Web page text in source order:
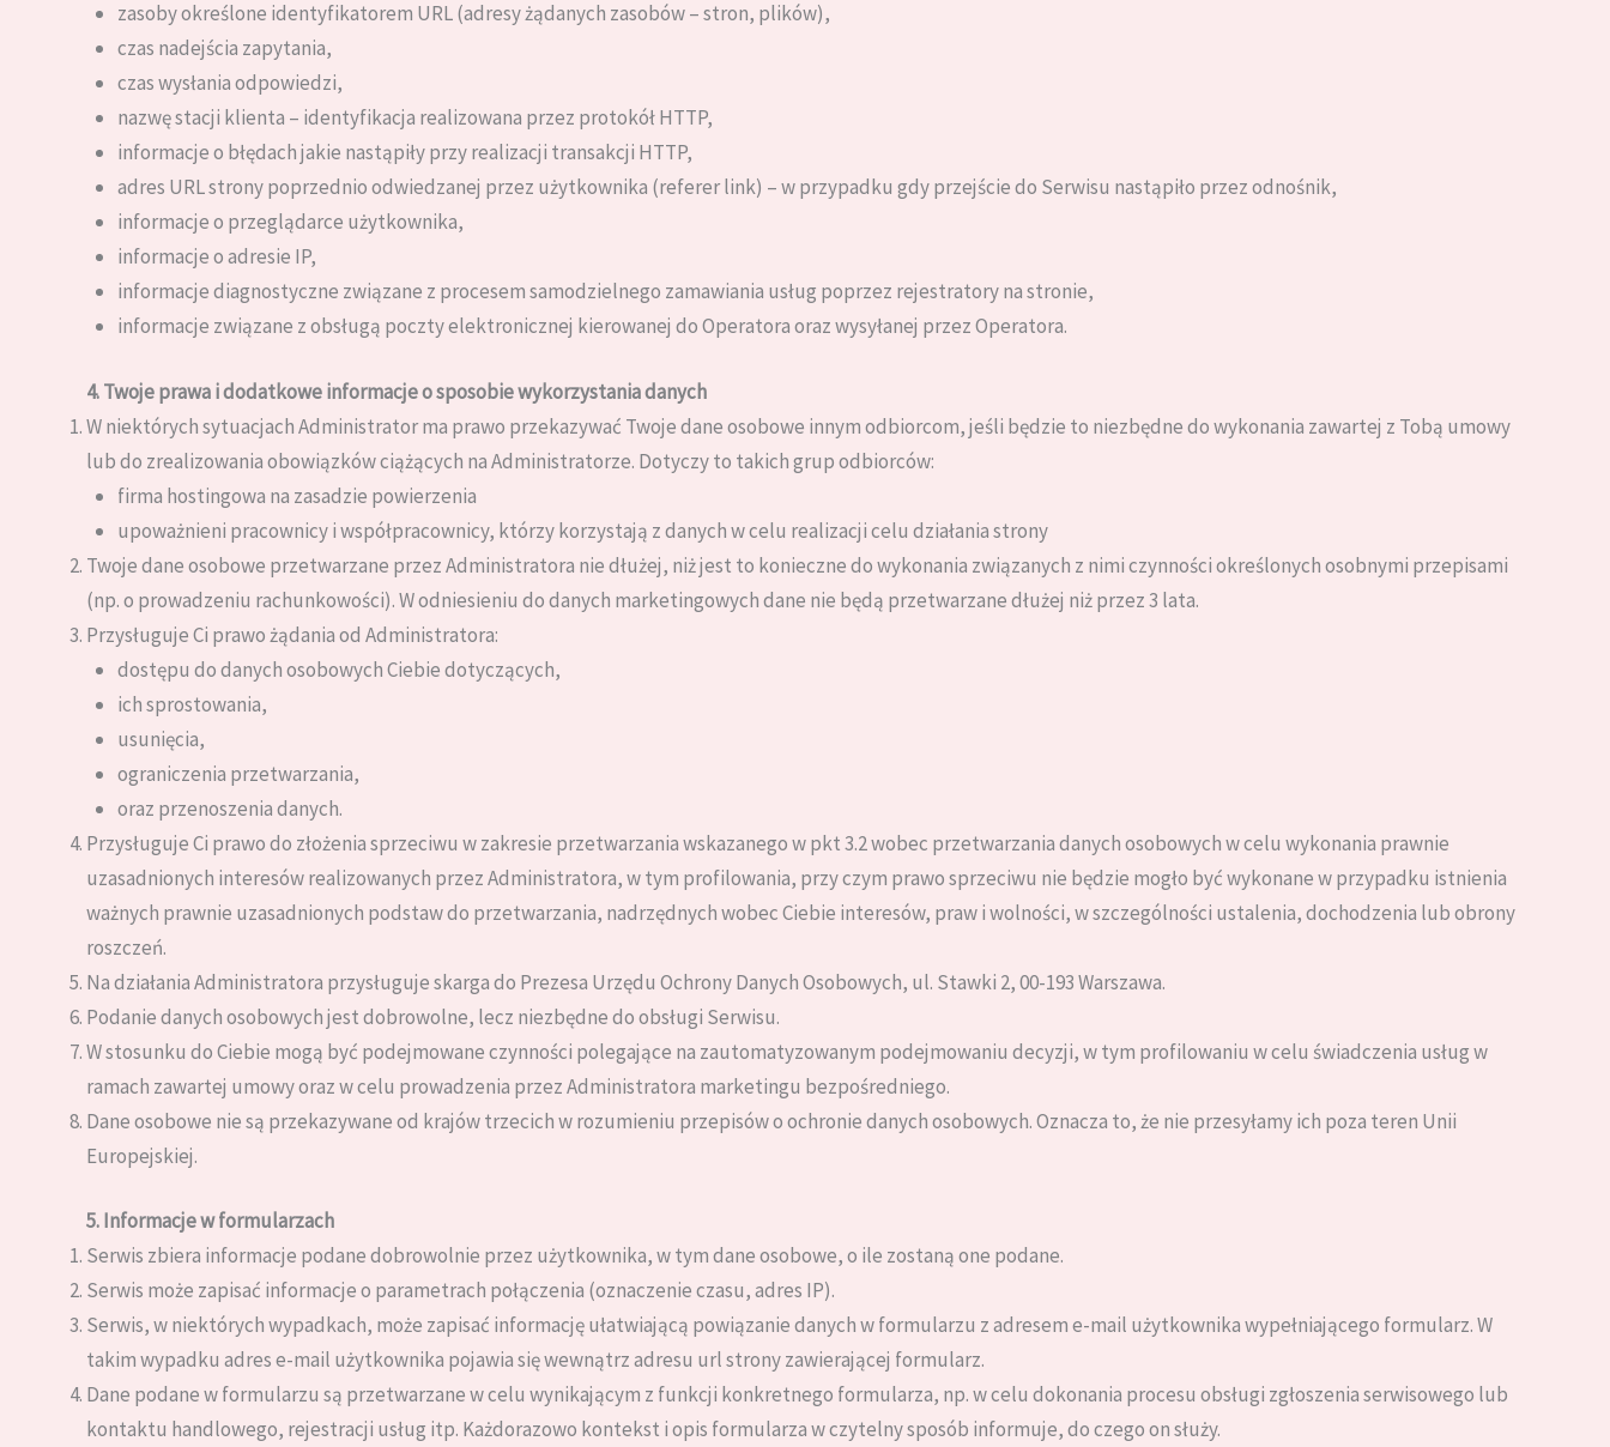
zasoby określone identyfikatorem URL (adresy żądanych zasobów – stron, plików),
czas nadejścia zapytania,
czas wysłania odpowiedzi,
nazwę stacji klienta – identyfikacja realizowana przez protokół HTTP,
informacje o błędach jakie nastąpiły przy realizacji transakcji HTTP,
adres URL strony poprzednio odwiedzanej przez użytkownika (referer link) – w przypadku gdy przejście do Serwisu nastąpiło przez odnośnik,
informacje o przeglądarce użytkownika,
informacje o adresie IP,
informacje diagnostyczne związane z procesem samodzielnego zamawiania usług poprzez rejestratory na stronie,
informacje związane z obsługą poczty elektronicznej kierowanej do Operatora oraz wysyłanej przez Operatora.
4. Twoje prawa i dodatkowe informacje o sposobie wykorzystania danych
W niektórych sytuacjach Administrator ma prawo przekazywać Twoje dane osobowe innym odbiorcom, jeśli będzie to niezbędne do wykonania zawartej z Tobą umowy
lub do zrealizowania obowiązków ciążących na Administratorze. Dotyczy to takich grup odbiorców:
firma hostingowa na zasadzie powierzenia
upoważnieni pracownicy i współpracownicy, którzy korzystają z danych w celu realizacji celu działania strony
Twoje dane osobowe przetwarzane przez Administratora nie dłużej, niż jest to konieczne do wykonania związanych z nimi czynności określonych osobnymi przepisami
(np. o prowadzeniu rachunkowości). W odniesieniu do danych marketingowych dane nie będą przetwarzane dłużej niż przez 3 lata.
Przysługuje Ci prawo żądania od Administratora:
dostępu do danych osobowych Ciebie dotyczących,
ich sprostowania,
usunięcia,
ograniczenia przetwarzania,
oraz przenoszenia danych.
Przysługuje Ci prawo do złożenia sprzeciwu w zakresie przetwarzania wskazanego w pkt 3.2 wobec przetwarzania danych osobowych w celu wykonania prawnie
uzasadnionych interesów realizowanych przez Administratora, w tym profilowania, przy czym prawo sprzeciwu nie będzie mogło być wykonane w przypadku istnienia
ważnych prawnie uzasadnionych podstaw do przetwarzania, nadrzędnych wobec Ciebie interesów, praw i wolności, w szczególności ustalenia, dochodzenia lub obrony
roszczeń.
Na działania Administratora przysługuje skarga do Prezesa Urzędu Ochrony Danych Osobowych, ul. Stawki 2, 00-193 Warszawa.
Podanie danych osobowych jest dobrowolne, lecz niezbędne do obsługi Serwisu.
W stosunku do Ciebie mogą być podejmowane czynności polegające na zautomatyzowanym podejmowaniu decyzji, w tym profilowaniu w celu świadczenia usług w
ramach zawartej umowy oraz w celu prowadzenia przez Administratora marketingu bezpośredniego.
Dane osobowe nie są przekazywane od krajów trzecich w rozumieniu przepisów o ochronie danych osobowych. Oznacza to, że nie przesyłamy ich poza teren Unii
Europejskiej.
5. Informacje w formularzach
Serwis zbiera informacje podane dobrowolnie przez użytkownika, w tym dane osobowe, o ile zostaną one podane.
Serwis może zapisać informacje o parametrach połączenia (oznaczenie czasu, adres IP).
Serwis, w niektórych wypadkach, może zapisać informację ułatwiającą powiązanie danych w formularzu z adresem e-mail użytkownika wypełniającego formularz. W
takim wypadku adres e-mail użytkownika pojawia się wewnątrz adresu url strony zawierającej formularz.
Dane podane w formularzu są przetwarzane w celu wynikającym z funkcji konkretnego formularza, np. w celu dokonania procesu obsługi zgłoszenia serwisowego lub
kontaktu handlowego, rejestracji usług itp. Każdorazowo kontekst i opis formularza w czytelny sposób informuje, do czego on służy.